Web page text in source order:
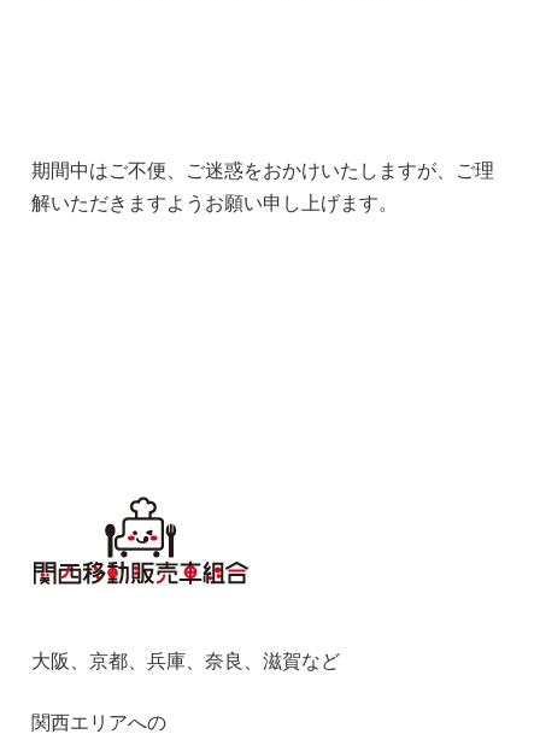
期間中はご不便、ご迷惑をおかけいたしますが、ご理
解いただきますようお願い申し上げます。
大阪、京都、兵庫、奈良、滋賀など
関西エリアへの